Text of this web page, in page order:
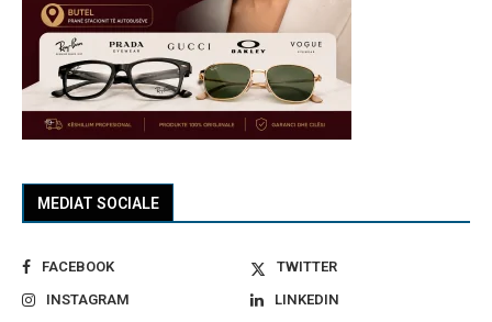
MEDIAT SOCIALE
FACEBOOK
TWITTER
INSTAGRAM
LINKEDIN